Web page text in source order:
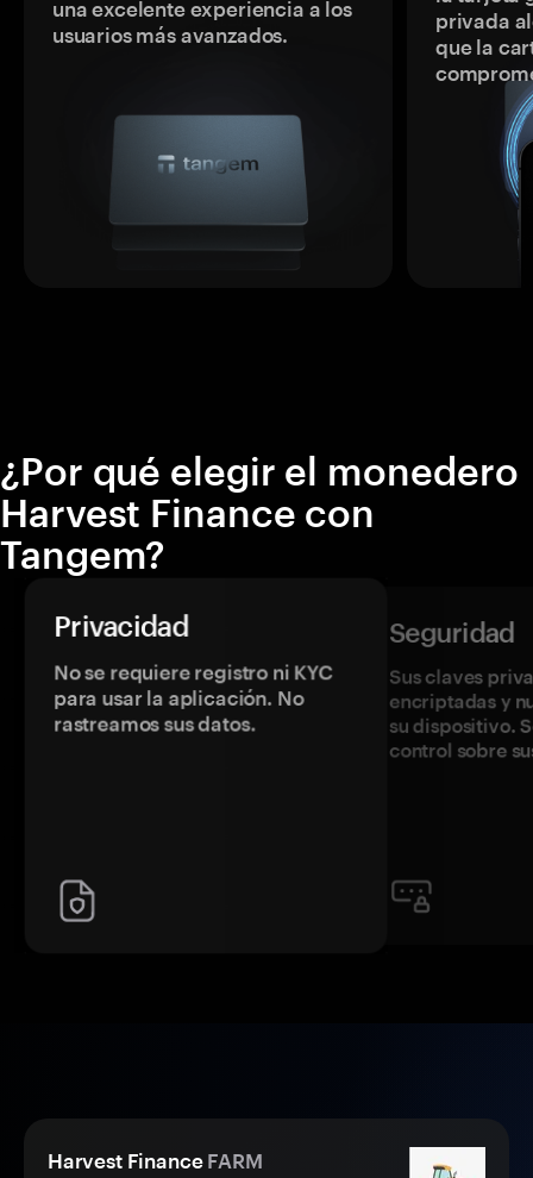
una excelente experiencia a los
usuarios más avanzados.
privada
que la
¿Por qué elegir el monedero
Harvest Finance con
Tangem?
Privacidad
No se requiere registro ni KYC
para usar la aplicación. No
rastreamos sus datos.
Seguridad
Sus claves
encriptadas y
su dispositivo.
control sobre
Harvest Finance FARM